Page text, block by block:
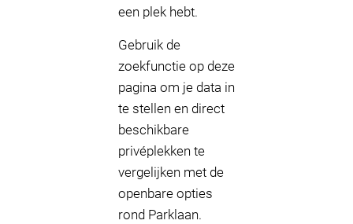
een plek hebt.
Gebruik de
zoekfunctie op deze
pagina om je data in
te stellen en direct
beschikbare
privéplekken te
vergelijken met de
openbare opties
rond Parklaan.